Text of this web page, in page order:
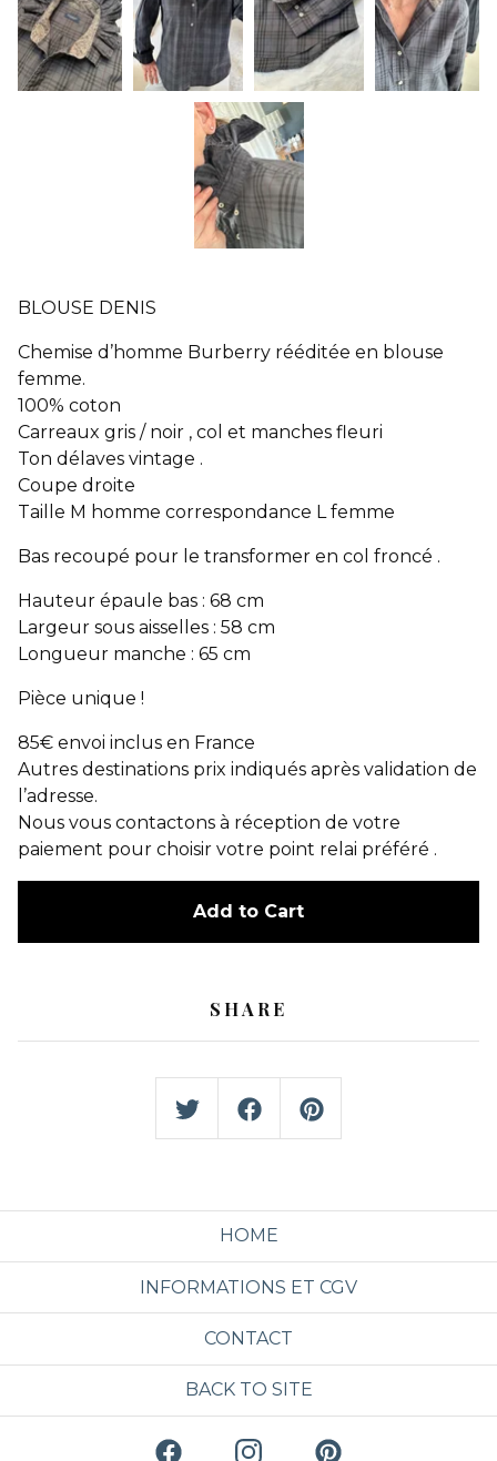
BLOUSE DENIS
Chemise d’homme Burberry rééditée en blouse
femme.
100% coton
Carreaux gris / noir , col et manches fleuri
Ton délaves vintage .
Coupe droite
Taille M homme correspondance L femme
Bas recoupé pour le transformer en col froncé .
Hauteur épaule bas : 68 cm
Largeur sous aisselles : 58 cm
Longueur manche : 65 cm
Pièce unique !
85€ envoi inclus en France
Autres destinations prix indiqués après validation de
l’adresse.
Nous vous contactons à réception de votre
paiement pour choisir votre point relai préféré .
Add to Cart
SHARE
HOME
INFORMATIONS ET CGV
CONTACT
BACK TO SITE